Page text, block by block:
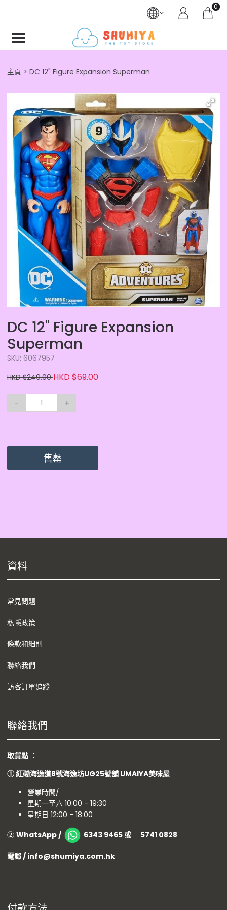
0
主頁 DC 12" Figure Expansion Superman
DC 12" Figure Expansion
Superman
SKU: 6067957
HKD $249.00HKD $69.00
- +
售罄
資料
常見問題
私隱政策
條款和細則
聯絡我們
訪客訂單追蹤
聯絡我們
取貨點 ：
①紅磡海逸道8號海逸坊UG25號舖 UMAIYA美味屋
營業時間/
星期一至六 10:00 - 19:30
星期日 12:00 - 18:00
② WhatsApp / 6343 9465 或 5741 0828
電郵 / info@shumiya.com.hk